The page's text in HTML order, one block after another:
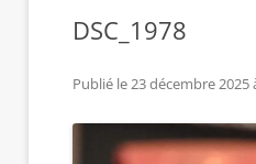
DSC_1978
Publié le23 décembre 2025